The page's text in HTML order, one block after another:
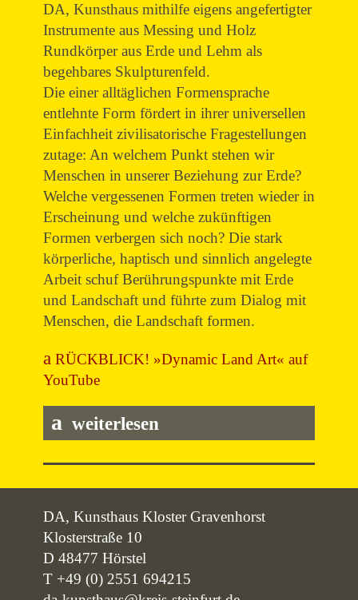
DA, Kunsthaus mithilfe eigens angefertigter
Instrumente aus Messing und Holz
Rundkörper aus Erde und Lehm als
begehbares Skulpturenfeld.
Die einer alltäglichen Formensprache
entlehnte Form fördert in ihrer universellen
Einfachheit zivilisatorische Fragestellungen
zutage: An welchem Punkt stehen wir
Menschen in unserer Beziehung zur Erde?
Welche vergessenen Formen treten wieder in
Erscheinung und welche zukünftigen
Formen verbergen sich noch? Die stark
körperliche, haptisch und sinnlich angelegte
Arbeit schuf Berührungspunkte mit Erde
und Landschaft und führte zum Dialog mit
Menschen, die Landschaft formen.
RÜCKBLICK! »Dynamic Land Art« auf
YouTube
weiterlesen
DA, Kunsthaus Kloster Gravenhorst
Klosterstraße 10
D 48477 Hörstel
T +49 (0) 2551 694215